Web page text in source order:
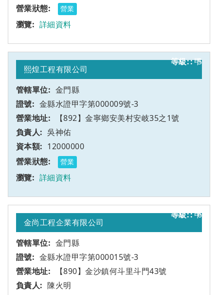
營業
詳細資料
5
熙煌工程有限公司
金門縣
金縣水證甲字第000009號-3
【892】金寧鄉安美村安岐35之1號
甲
吳神佑
12000000
營業
詳細資料
6
金尚工程企業有限公司
金門縣
金縣水證甲字第000015號-3
【890】金沙鎮何斗里斗門43號
甲
陳火明